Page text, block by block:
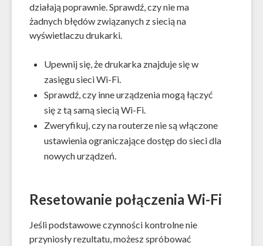
działają poprawnie. Sprawdź, czy nie ma
żadnych błędów związanych z siecią na
wyświetlaczu drukarki.
Upewnij się, że drukarka znajduje się w
zasięgu sieci Wi-Fi.
Sprawdź, czy inne urządzenia mogą łączyć
się z tą samą siecią Wi-Fi.
Zweryfikuj, czy na routerze nie są włączone
ustawienia ograniczające dostęp do sieci dla
nowych urządzeń.
Resetowanie połączenia Wi-Fi
Jeśli podstawowe czynności kontrolne nie
przyniosły rezultatu, możesz spróbować